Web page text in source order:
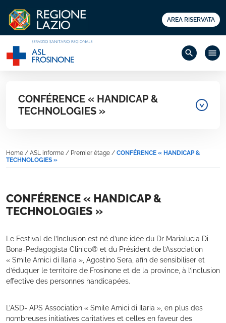
AREA RISERVATA
search menu
CONFÉRENCE « HANDICAP &
TECHNOLOGIES »
Home / ASL informe / Premier étage / CONFÉRENCE « HANDICAP &
TECHNOLOGIES »
CONFÉRENCE « HANDICAP &
TECHNOLOGIES »
Le Festival de l’Inclusion est né d’une idée du Dr Marialucia Di
Bona-Pedagogista Clinico® et du Président de l’Association
« Smile Amici di Ilaria », Agostino Sera, afin de sensibiliser et
d’éduquer le territoire de Frosinone et de la province, à l’inclusion
effective des personnes handicapées.
L’ASD- APS Association « Smile Amici di Ilaria », en plus des
nombreuses initiatives caritatives et celles en faveur des